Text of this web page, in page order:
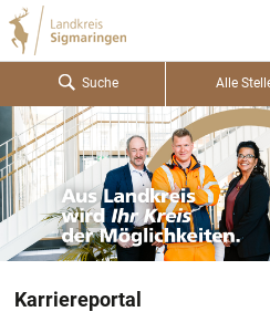
Suche Alle
Karriereportal